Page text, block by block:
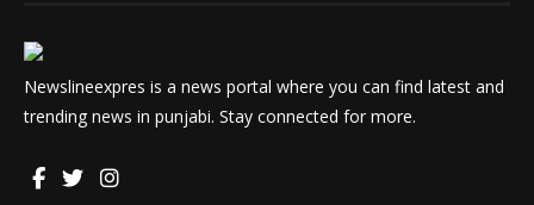
Newslineexpres is a news portal where you can find latest and
trending news in punjabi. Stay connected for more.